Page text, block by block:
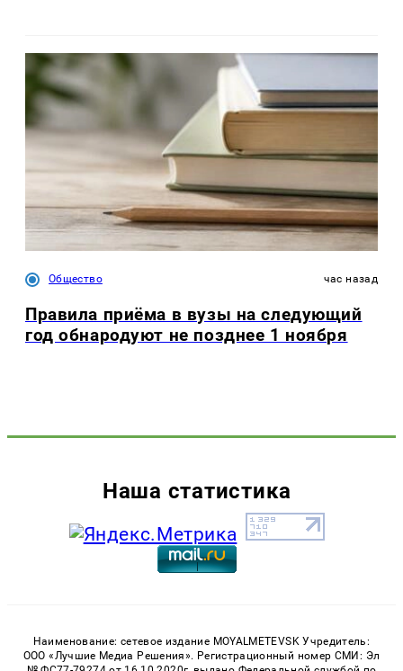
Общество час назад
Правила приёма в вузы на следующий
год обнародуют не позднее 1 ноября
Наша статистика
Наименование: сетевое издание MOYALMETEVSK Учредитель:
ООО «Лучшие Медиа Решения». Регистрационный номер СМИ: Эл